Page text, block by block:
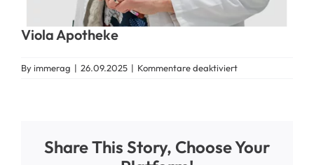
Viola Apotheke
Byimmerag | 26.09.2025 | Kommentare deaktiviertfür
Share This Story, Choose Your